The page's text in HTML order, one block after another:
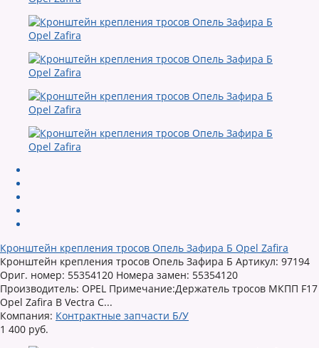
Кронштейн крепления тросов Опель Зафира Б Opel Zafira
Кронштейн крепления тросов Опель Зафира Б Артикул: 97194
Ориг. номер: 55354120 Номера замен: 55354120
Производитель: OPEL Примечание:Держатель тросов МКПП F17
Opel Zafira B Vectra C...
Компания: Контрактные запчасти Б/У
1 400 руб.